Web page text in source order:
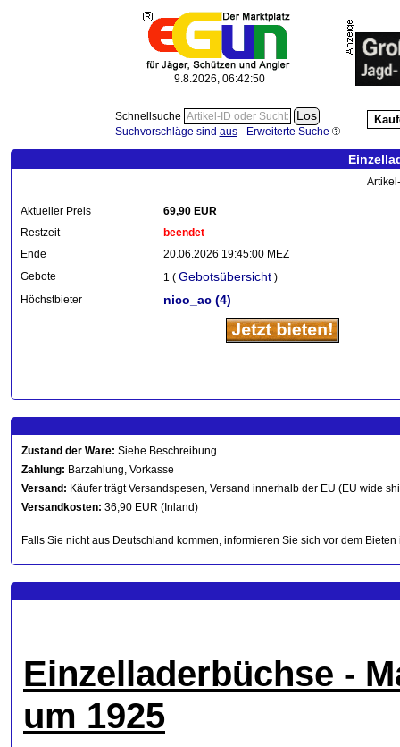
9.8.2026, 06:42:51
Schnellsuche
Suchvorschläge sind aus- Erweiterte Suche
Aktueller Preis
69,90 EUR
Restzeit
beendet
Ende
20.06.2026 19:45:00 MEZ
Gebote
1 ( Gebotsübersicht )
Höchstbieter
nico_ac (4)
Zustand der Ware: Siehe Beschreibung
Zahlung: Barzahlung, Vorkasse
Versand: Käufer trägt Versandspesen, Versand innerhalb der EU (EU wide
Versandkosten: 36,90 EUR (Inland)
Falls Sie nicht aus Deutschland kommen, informieren Sie sich vor dem
Einzelladerbüchse -
um 1925